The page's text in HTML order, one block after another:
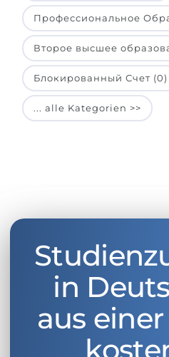
Профессиональное
Второе высшее
Блокированный Счет (0)
... alle Kategorien >>
in
aus